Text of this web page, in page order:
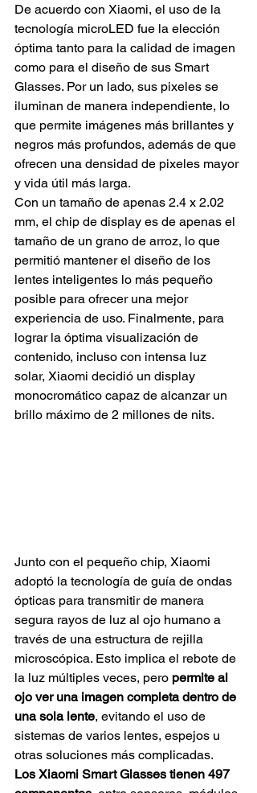
De acuerdo con Xiaomi, el uso de la
tecnología microLED fue la elección
óptima tanto para la calidad de imagen
como para el diseño de sus Smart
Glasses. Por un lado, sus pixeles se
iluminan de manera independiente, lo
que permite imágenes más brillantes y
negros más profundos, además de que
ofrecen una densidad de pixeles mayor
y vida útil más larga.
Con un tamaño de apenas 2.4 x 2.02
mm, el chip de display es de apenas el
tamaño de un grano de arroz, lo que
permitió mantener el diseño de los
lentes inteligentes lo más pequeño
posible para ofrecer una mejor
experiencia de uso. Finalmente, para
lograr la óptima visualización de
contenido, incluso con intensa luz
solar, Xiaomi decidió un display
monocromático capaz de alcanzar un
brillo máximo de 2 millones de nits.
Junto con el pequeño chip, Xiaomi
adoptó la tecnología de guía de ondas
ópticas para transmitir de manera
segura rayos de luz al ojo humano a
través de una estructura de rejilla
microscópica. Esto implica el rebote de
la luz múltiples veces, pero permite al
ojo ver una imagen completa dentro de
una sola lente, evitando el uso de
sistemas de varios lentes, espejos u
otras soluciones más complicadas.
Los Xiaomi Smart Glasses tienen 497